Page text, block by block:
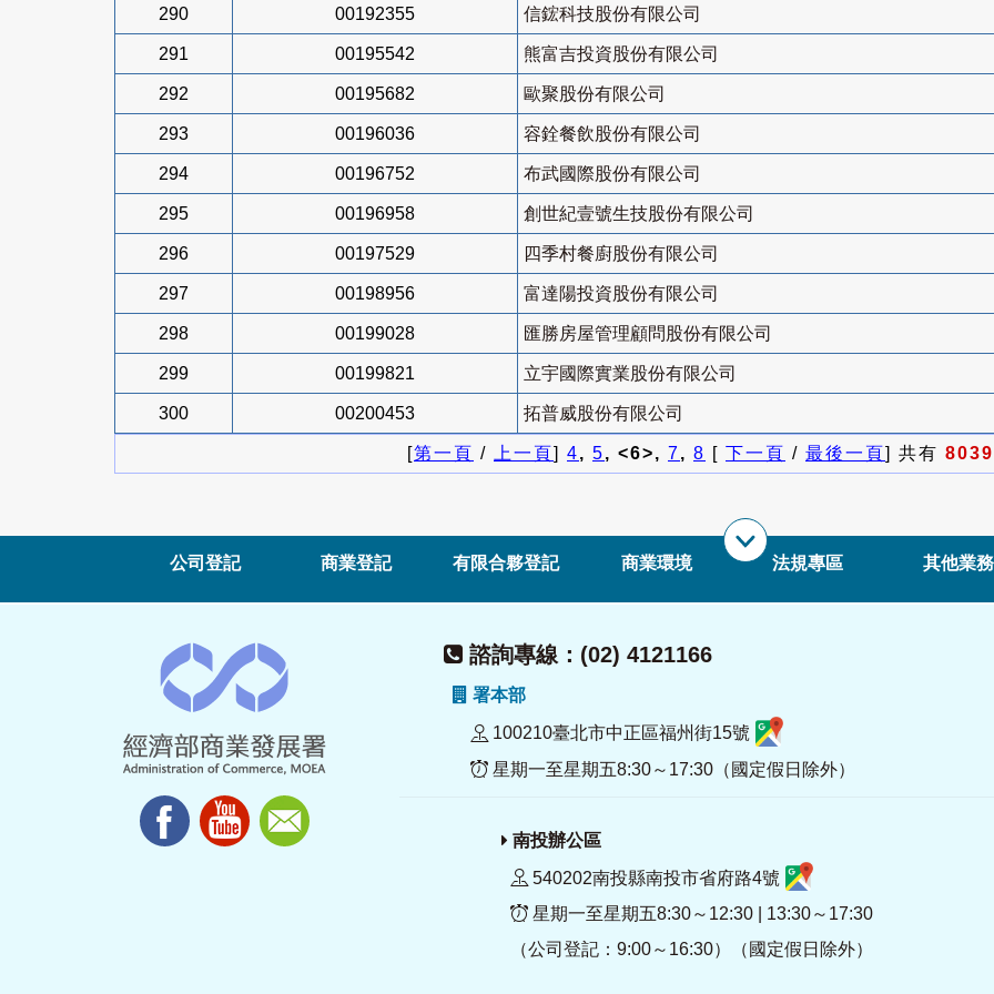
290 00192355 信鋐科技股份有限公司
291 00195542 熊富吉投資股份有限公司
292 00195682 歐聚股份有限公司
293 00196036 容銓餐飲股份有限公司
294 00196752 布武國際股份有限公司
295 00196958 創世紀壹號生技股份有限公司
296 00197529 四季村餐廚股份有限公司
297 00198956 富達陽投資股份有限公司
298 00199028 匯勝房屋管理顧問股份有限公司
299 00199821 立宇國際實業股份有限公司
300 00200453 拓普威股份有限公司
[第一頁 / 上一頁] 4, 5, <6>, 7, 8 [ 下一頁 / 最後一頁] 共有 8039
公司登記 商業登記 有限合夥登記 商業環境 法規專區 其他業務
諮詢專線：(02) 4121166
署本部
100210臺北市中正區福州街15號
星期一至星期五8:30～17:30（國定假日除外）
南投辦公區
540202南投縣南投市省府路4號
星期一至星期五8:30～12:30 | 13:30～17:30
（公司登記：9:00～16:30）（國定假日除外）